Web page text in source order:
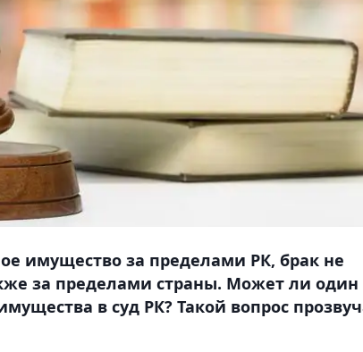
имущество за пределами РК, брак не
за пределами страны. Может ли один
в суд РК? Такой вопрос